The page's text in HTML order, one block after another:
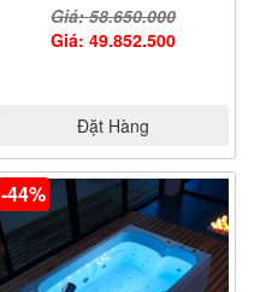
Giá: 58.650.000
Giá: 49.852.500
Đặt Hàng
-44%